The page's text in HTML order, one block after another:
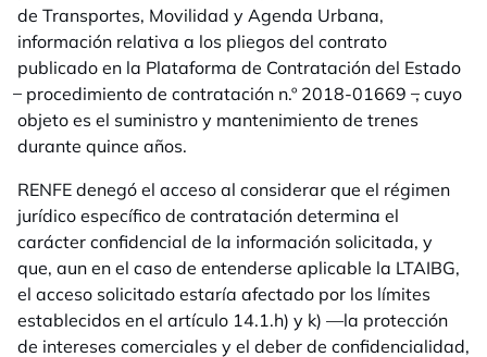
de Transportes, Movilidad y Agenda Urbana,
información relativa a los pliegos del contrato
publicado en la Plataforma de Contratación del Estado
̶ procedimiento de contratación n.º 2018-01669 ̶, cuyo
objeto es el suministro y mantenimiento de trenes
durante quince años.
RENFE denegó el acceso al considerar que el régimen
jurídico específico de contratación determina el
carácter confidencial de la información solicitada, y
que, aun en el caso de entenderse aplicable la LTAIBG,
el acceso solicitado estaría afectado por los límites
establecidos en el artículo 14.1.h) y k) —la protección
de intereses comerciales y el deber de confidencialidad,